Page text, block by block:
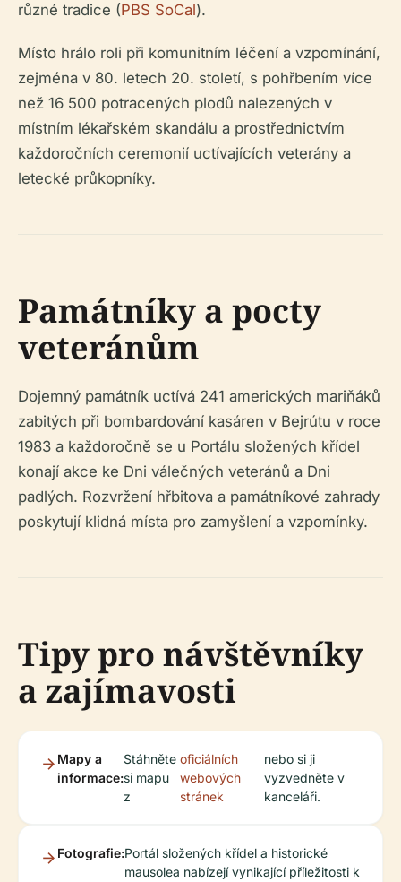
různé tradice (PBS SoCal).
Místo hrálo roli při komunitním léčení a vzpomínání,
zejména v 80. letech 20. století, s pohřbením více
než 16 500 potracených plodů nalezených v
místním lékařském skandálu a prostřednictvím
každoročních ceremonií uctívajících veterány a
letecké průkopníky.
Památníky a pocty
veteránům
Dojemný památník uctívá 241 amerických mariňáků
zabitých při bombardování kasáren v Bejrútu v roce
1983 a každoročně se u Portálu složených křídel
konají akce ke Dni válečných veteránů a Dni
padlých. Rozvržení hřbitova a památníkové zahrady
poskytují klidná místa pro zamyšlení a vzpomínky.
Tipy pro návštěvníky
a zajímavosti
Mapy a
informace:
Stáhněte
si mapu
z
oficiálních
webových
stránek
nebo si ji
vyzvedněte v
kanceláři.
Fotografie:Portál složených křídel a historické
mausolea nabízejí vynikající příležitosti k